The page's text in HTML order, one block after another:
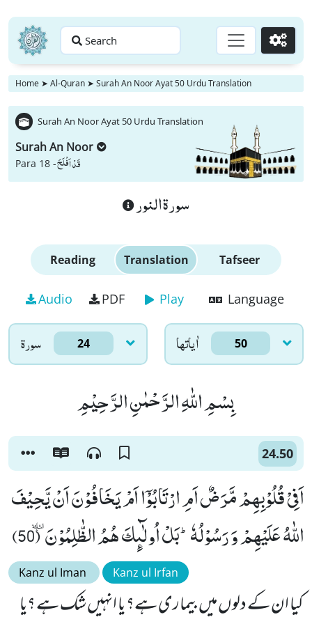
Search Go
Home ➤ Al-Quran ➤ Surah An Noor Ayat 50 Urdu Translation
Surah An Noor Ayat 50 Urdu Translation
Surah An Noor
Para 18 -قَدْ اَفْلَحَ
سورة النور
Reading Translation Tafseer
Audio PDF Play Language
سورۃ 24 اٰياتها 50
بِسْمِ اللّٰهِ الرَّحْمٰنِ الرَّحِیْمِ
24.50
اَفِیْ قُلُوْبِهِمْ مَّرَضٌ اَمِ ارْتَابُوْۤا اَمْ یَخَافُوْنَ اَنْ یَّحِیْفَ
اللّٰهُ عَلَیْهِمْ وَ رَسُوْلُهٗؕ-بَلْ اُولٰٓىٕكَ هُمُ الظّٰلِمُوْنَ۠ ٝ (50)
Kanz ul Iman Kanz ul Irfan
کیا ان کے دلوں میں بیماری ہے؟ یا انہیں شک ہے ؟یا